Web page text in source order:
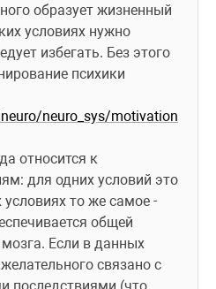
образует жизненный
условиях нужно
избегать. Без этого
психики
neuro_sys/motivation
относится к
для одних условий это
условиях то же самое -
общей
Если в данных
связано с
последствиями (что